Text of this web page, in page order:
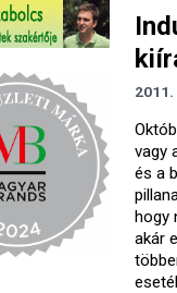
vagy
és a
hogy
akár